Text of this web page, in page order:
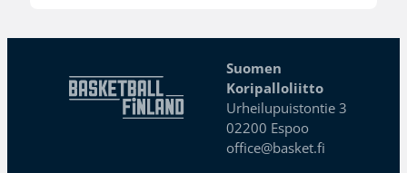
Suomen
Koripalloliitto
Urheilupuistontie 3
02200 Espoo
office@basket.fi